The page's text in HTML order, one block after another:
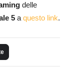
delle
5 a questo link.